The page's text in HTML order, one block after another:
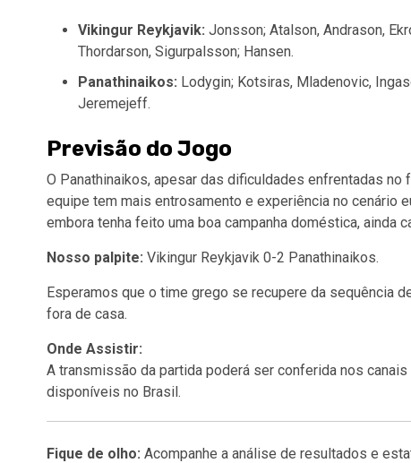
Vikingur Reykjavik: Jonsson; Atalson, Andrason,
Thordarson, Sigurpalsson; Hansen.
Panathinaikos: Lodygin; Kotsiras, Mladenovic,
Jeremejeff.
Previsão do Jogo
O Panathinaikos, apesar das dificuldades enfrentadas
equipe tem mais entrosamento e experiência no cenário
embora tenha feito uma boa campanha doméstica, ainda
Nosso palpite: Vikingur Reykjavik 0-2 Panathinaikos.
Esperamos que o time grego se recupere da sequência
fora de casa.
Onde Assistir:
A transmissão da partida poderá ser conferida nos
disponíveis no Brasil.
Fique de olho: Acompanhe a análise de resultados e